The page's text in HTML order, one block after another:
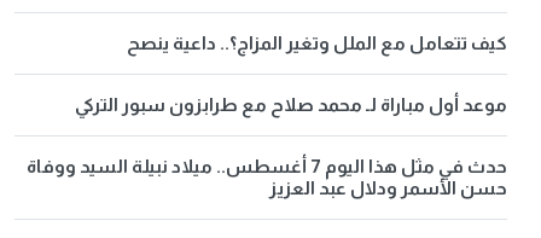
كيف تتعامل مع الملل وتغير المزاج؟.. داعية ينصح
موعد أول مباراة لـ محمد صلاح مع طرابزون سبور التركي
حدث في مثل هذا اليوم 7 أغسطس.. ميلاد نبيلة السيد ووفاة
حسن الأسمر ودلال عبد العزيز